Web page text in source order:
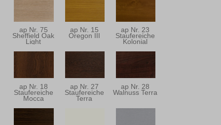
ap Nr. 75
Sheffield Oak
Light
ap Nr. 15
Oregon III
ap Nr. 23
Staufereiche
Kolonial
ap Nr. 18
Staufereiche
Mocca
ap Nr. 27
Staufereiche
Terra
ap Nr. 28
Walnuss Terra